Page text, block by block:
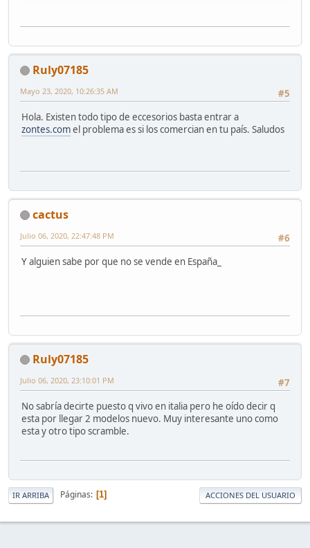
Ruly07185
#5
Mayo 23, 2020, 10:26:35 AM
Hola. Existen todo tipo de eccesorios basta entrar a
zontes.comel problema es si los comercian en tu país. Saludos
cactus
#6
Julio 06, 2020, 22:47:48 PM
Y alguien sabe por que no se vende en España_
Ruly07185
#7
Julio 06, 2020, 23:10:01 PM
No sabría decirte puesto q vivo en italia pero he oído decir q
esta por llegar 2 modelos nuevo. Muy interesante uno como
esta y otro tipo scramble.
IR ARRIBA Páginas 1 ACCIONES DEL USUARIO